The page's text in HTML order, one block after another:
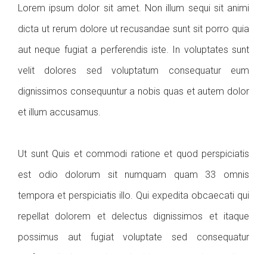
Lorem ipsum dolor sit amet. Non illum sequi sit animi
dicta ut rerum dolore ut recusandae sunt sit porro quia
aut neque fugiat a perferendis iste. In voluptates sunt
velit dolores sed voluptatum consequatur eum
dignissimos consequuntur a nobis quas et autem dolor
et illum accusamus.
Ut sunt Quis et commodi ratione et quod perspiciatis
est odio dolorum sit numquam quam 33 omnis
tempora et perspiciatis illo. Qui expedita obcaecati qui
repellat dolorem et delectus dignissimos et itaque
possimus aut fugiat voluptate sed consequatur